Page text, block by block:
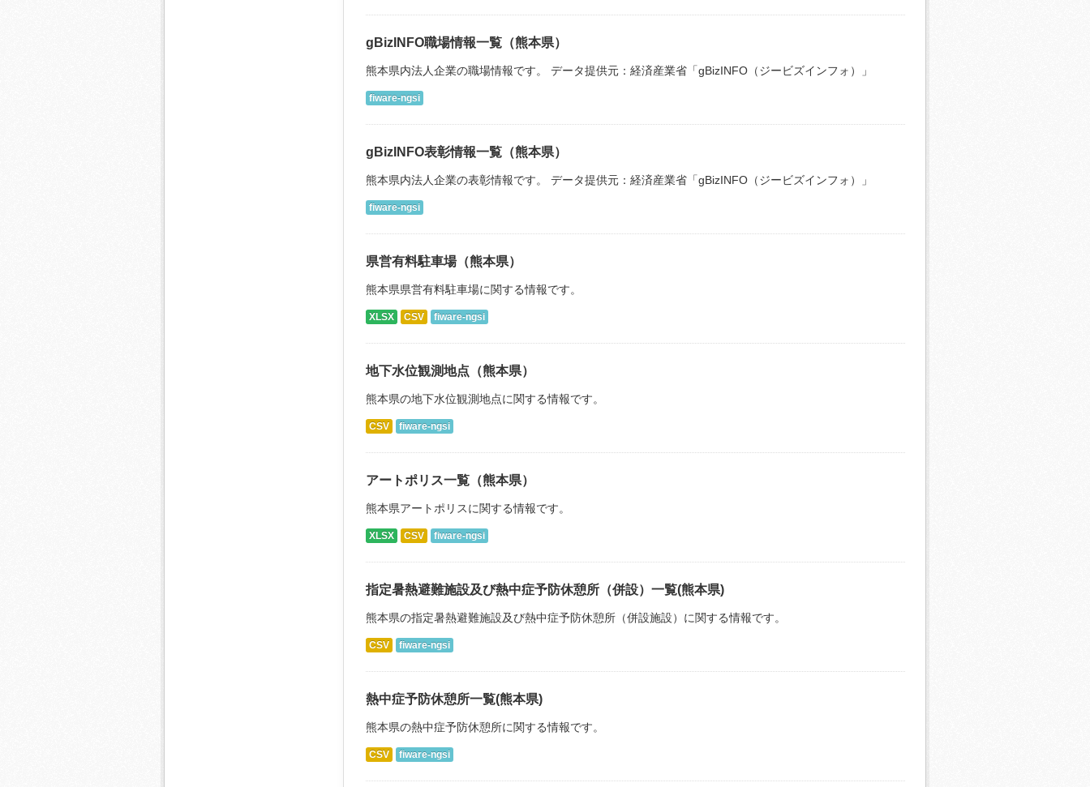
gBizINFO職場情報一覧（熊本県）
熊本県内法人企業の職場情報です。 データ提供元：経済産業省「gBizINFO（ジービズインフォ）」
fiware-ngsi
gBizINFO表彰情報一覧（熊本県）
熊本県内法人企業の表彰情報です。 データ提供元：経済産業省「gBizINFO（ジービズインフォ）」
fiware-ngsi
県営有料駐車場（熊本県）
熊本県県営有料駐車場に関する情報です。
XLSX CSV fiware-ngsi
地下水位観測地点（熊本県）
熊本県の地下水位観測地点に関する情報です。
CSV fiware-ngsi
アートポリス一覧（熊本県）
熊本県アートポリスに関する情報です。
XLSX CSV fiware-ngsi
指定暑熱避難施設及び熱中症予防休憩所（併設）一覧(熊本県)
熊本県の指定暑熱避難施設及び熱中症予防休憩所（併設施設）に関する情報です。
CSV fiware-ngsi
熱中症予防休憩所一覧(熊本県)
熊本県の熱中症予防休憩所に関する情報です。
CSV fiware-ngsi